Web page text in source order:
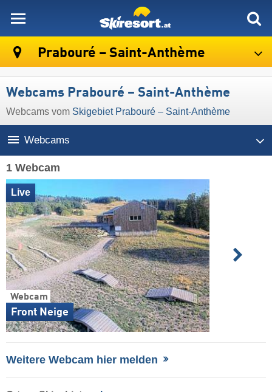
Prabouré – Saint-Anthème
Webcams Prabouré – Saint-Anthème
Webcams vom Skigebiet Prabouré – Saint-Anthème
Webcams
1 Webcam
Webcam
Front Neige
Live
Weitere Webcam hier melden